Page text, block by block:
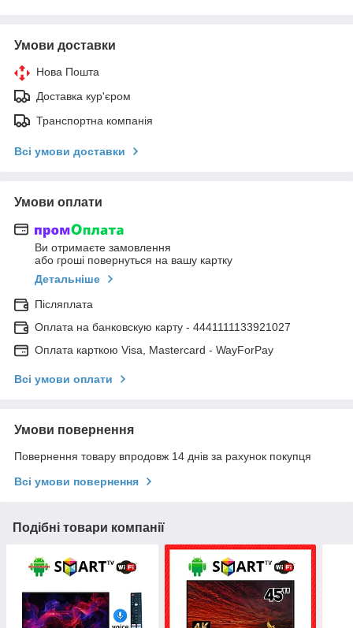
Умови доставки
Нова Пошта
Доставка кур'єром
Транспортна компанія
Всі умови доставки
Умови оплати
Ви отримаєте замовлення
або гроші повернуться на вашу картку
Детальніше
Післяплата
Оплата на банковскую карту - 4441111133921027
Оплата карткою Visa, Mastercard - WayForPay
Всі умови оплати
Умови повернення
Повернення товару впродовж 14 днів за рахунок покупця
Всі умови повернення
Подібні товари компанії